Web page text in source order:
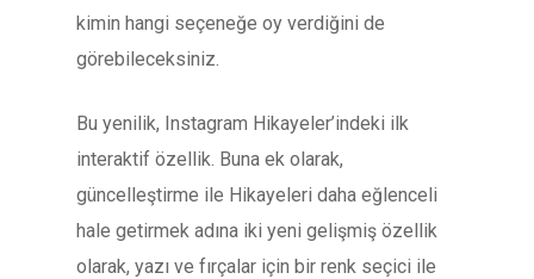
kimin hangi seçeneğe oy verdiğini de
görebileceksiniz.
Bu yenilik, Instagram Hikayeler’indeki ilk
interaktif özellik. Buna ek olarak,
güncelleştirme ile Hikayeleri daha eğlenceli
hale getirmek adına iki yeni gelişmiş özellik
olarak, yazı ve fırçalar için bir renk seçici ile